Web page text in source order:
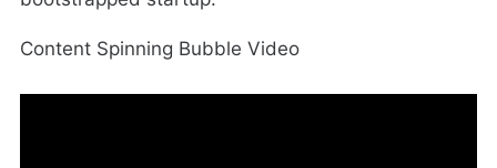
Content Spinning Bubble Video